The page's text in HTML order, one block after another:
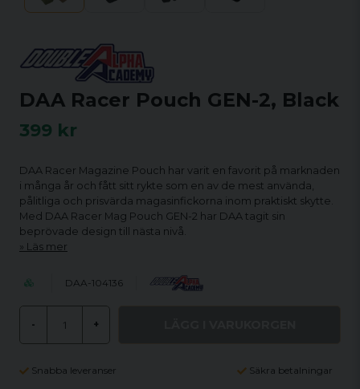
DAA Racer Pouch GEN-2, Black
399 kr
DAA Racer Magazine Pouch har varit en favorit på marknaden
i många år och fått sitt rykte som en av de mest använda,
pålitliga och prisvärda magasinfickorna inom praktiskt skytte.
Med DAA Racer Mag Pouch GEN-2 har DAA tagit sin
beprövade design till nästa nivå.
Läs mer
DAA-104136
- +
Snabba leveranser Säkra betalningar